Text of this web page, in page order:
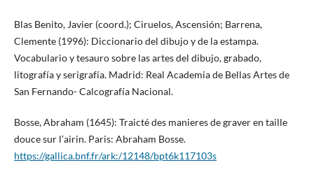
Blas Benito, Javier (coord.); Ciruelos, Ascensión; Barrena,
Clemente (1996): Diccionario del dibujo y de la estampa.
Vocabulario y tesauro sobre las artes del dibujo, grabado,
litografía y serigrafía. Madrid: Real Academia de Bellas Artes de
San Fernando- Calcografía Nacional.
Bosse, Abraham (1645): Traicté des manieres de graver en taille
douce sur l’airin. Paris: Abraham Bosse.
https://gallica.bnf.fr/ark:/12148/bpt6k117103s